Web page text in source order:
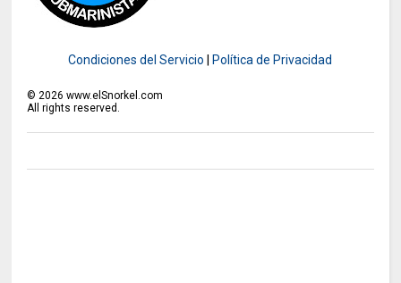
Condiciones del Servicio Política de Privacidad
© 2026 www.elSnorkel.com
All rights reserved.